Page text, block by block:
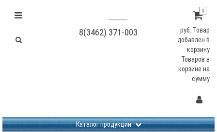
8(3462) 371-003
0
руб. Товар
добавлен в
корзину
Товаров в
корзине на
сумму
Не заданы изображения Каталог продукции